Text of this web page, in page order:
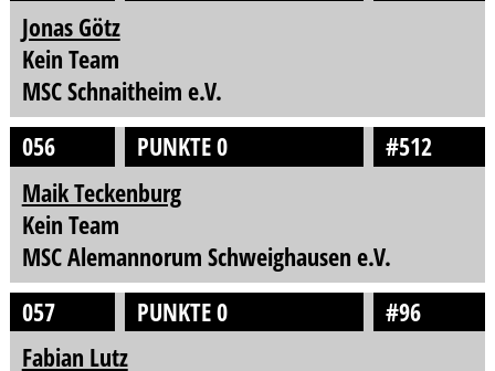
Jonas Götz
Kein Team
MSC Schnaitheim e.V.
056
PUNKTE 0
#512
Maik Teckenburg
Kein Team
MSC Alemannorum Schweighausen e.V.
057
PUNKTE 0
#96
Fabian Lutz